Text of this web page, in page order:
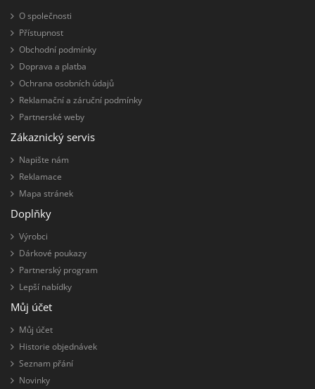
O společnosti
Přístupnost
Obchodní podmínky
Doprava a platba
Ochrana osobních údajů
Reklamační a záruční podmínky
Partnerské weby
Zákaznický servis
Napište nám
Reklamace
Mapa stránek
Doplňky
Výrobci
Dárkové poukazy
Partnerský program
Lepší nabídky
Můj účet
Můj účet
Historie objednávek
Seznam přání
Novinky